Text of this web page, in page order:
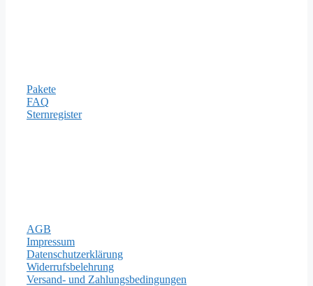
Pakete
FAQ
Sternregister
AGB
Impressum
Datenschutzerklärung
Widerrufsbelehrung
Versand- und Zahlungsbedingungen